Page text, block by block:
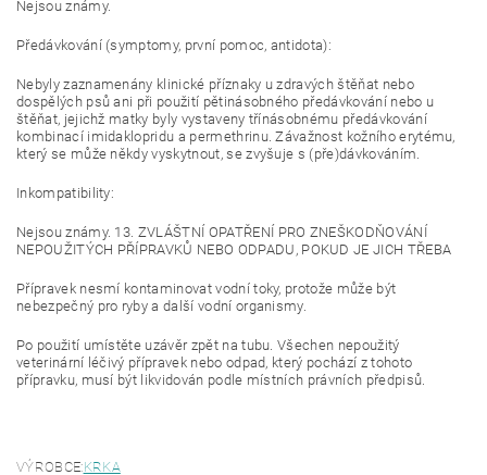
Nejsou známy.
Předávkování (symptomy, první pomoc, antidota):
Nebyly zaznamenány klinické příznaky u zdravých štěňat nebo
dospělých psů ani při použití pětinásobného předávkování nebo u
štěňat, jejichž matky byly vystaveny třínásobnému předávkování
kombinací imidaklopridu a permethrinu. Závažnost kožního erytému,
který se může někdy vyskytnout, se zvyšuje s (pře)dávkováním.
Inkompatibility:
Nejsou známy. 13. ZVLÁŠTNÍ OPATŘENÍ PRO ZNEŠKODŇOVÁNÍ
NEPOUŽITÝCH PŘÍPRAVKŮ NEBO ODPADU, POKUD JE JICH TŘEBA
Přípravek nesmí kontaminovat vodní toky, protože může být
nebezpečný pro ryby a další vodní organismy.
Po použití umístěte uzávěr zpět na tubu. Všechen nepoužitý
veterinární léčivý přípravek nebo odpad, který pochází z tohoto
přípravku, musí být likvidován podle místních právních předpisů.
VÝROBCE:KRKA